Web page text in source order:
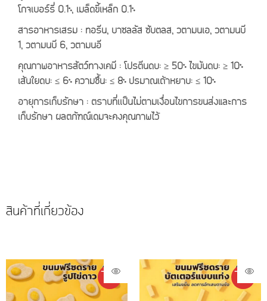
โกจิเบอร์รี่ 0.1%, เมล็ดขี้เหล็ก 0.1%
สารอาหารเสริม : ทอรีน, บาซิลลัส ซับติลิส, วิตามินเอ, วิตามินบี
1, วิตามินบี 6, วิตามินอี
คุณภาพอาหารสัตว์ทางเคมี : โปรตีนดิบ: ≥ 50% ไขมันดิบ: ≥ 10%
เส้นใยดิบ: ≤ 6% ความชื้น: ≤ 8% ปริมาณเถ้าหยาบ: ≤ 10%
อายุการเก็บรักษา : ตราบที่เเป็นไม่ตามเงื่อนไขการขนส่งและการ
เก็บรักษา ผลิตภัฑณ์เดิมจะคงคุณภาพไว้
สินค้าที่เกี่ยวข้อง
-14% -8%